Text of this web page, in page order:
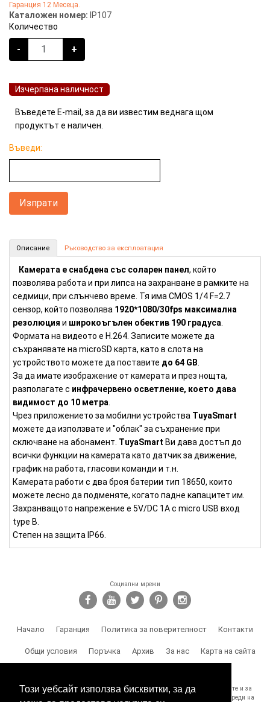
Този уебсайт използва бисквитки, за да
4 stars
3 stars
2 stars
Гаранция 12 Месеца.
Каталожен номер: IP107
Количество
- +
Изчерпана наличност
Въведете E-mail, за да ви известим веднага щом
продуктът е наличен.
Въведи:
Описание Ръководство за експлоатация
Камерата е снабдена със соларен панел, който
позволява работа и при липса на захранване в рамките на
седмици, при слънчево време. Тя има CMOS 1/4 F=2.7
сензор, който позволява 1920*1080/30fps максимална
резолюция и широкоъгълен обектив 190 градуса.
Формата на видеото е H.264. Записите можете да
съхранявате на microSD карта, като в слота на
устройството можете да поставите до 64 GB.
За да имате изображение от камерата и през нощта,
разполагате с инфрачервено осветление, което дава
видимост до 10 метра.
Чрез приложението за мобилни устройства TuyaSmart
можете да използвате и "облак" за съхранение при
сключване на абонамент. TuyaSmart Ви дава достъп до
всички функции на камерата като датчик за движение,
график на работа, гласови команди и т.н.
Камерата работи с два броя батерии тип 18650, които
можете лесно да подменяте, когато падне капацитет им.
Захранващото напрежение е 5V/DC 1A с micro USB вход
type B.
Степен на защита IP66.
Социални мрежи
Начало Гаранция Политика за поверителност Контакти
Общи условия Поръчка Архив За нас Карта на сайта
SPY.BG Ви напомня, че носите отговорност за използването на продуктите и за
спазване на законите, както и за злоумишлени и незаконни действия, вреди на